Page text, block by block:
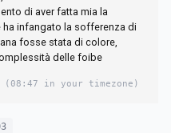
di aver fatta mia la
ha infangato la sofferenza di
fosse stata di colore,
delle foibe
(08:47 in your timezone)